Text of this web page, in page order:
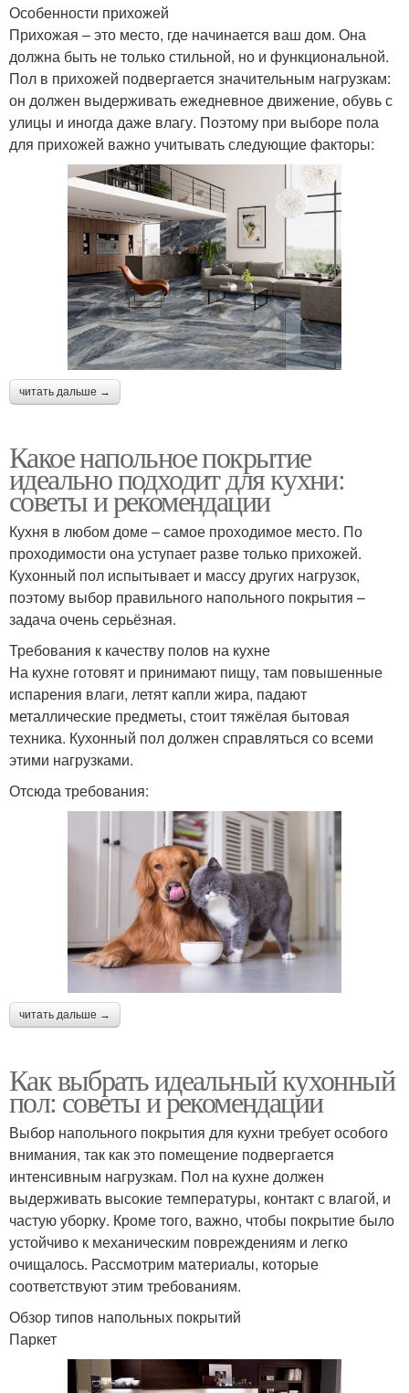
Особенности прихожей
Прихожая – это место, где начинается ваш дом. Она
должна быть не только стильной, но и функциональной.
Пол в прихожей подвергается значительным нагрузкам:
он должен выдерживать ежедневное движение, обувь с
улицы и иногда даже влагу. Поэтому при выборе пола
для прихожей важно учитывать следующие факторы:
читать дальше →
Какое напольное покрытие
идеально подходит для кухни:
советы и рекомендации
Кухня в любом доме – самое проходимое место. По
проходимости она уступает разве только прихожей.
Кухонный пол испытывает и массу других нагрузок,
поэтому выбор правильного напольного покрытия –
задача очень серьёзная.
Требования к качеству полов на кухне
На кухне готовят и принимают пищу, там повышенные
испарения влаги, летят капли жира, падают
металлические предметы, стоит тяжёлая бытовая
техника. Кухонный пол должен справляться со всеми
этими нагрузками.
Отсюда требования:
читать дальше →
Как выбрать идеальный кухонный
пол: советы и рекомендации
Выбор напольного покрытия для кухни требует особого
внимания, так как это помещение подвергается
интенсивным нагрузкам. Пол на кухне должен
выдерживать высокие температуры, контакт с влагой, и
частую уборку. Кроме того, важно, чтобы покрытие было
устойчиво к механическим повреждениям и легко
очищалось. Рассмотрим материалы, которые
соответствуют этим требованиям.
Обзор типов напольных покрытий
Паркет